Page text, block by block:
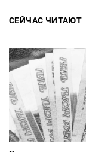
СЕЙЧАС ЧИТАЮТ